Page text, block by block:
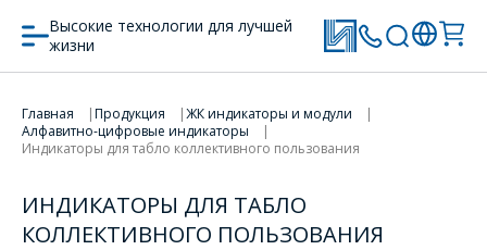
Высокие технологии для лучшей
жизни
Главная Продукция
ЖК индикаторы и модули
Алфавитно-цифровые индикаторы
Индикаторы для табло коллективного пользования
ИНДИКАТОРЫ ДЛЯ ТАБЛО
КОЛЛЕКТИВНОГО ПОЛЬЗОВАНИЯ
ПЕРЕЙТИ В КОРЗИНУ